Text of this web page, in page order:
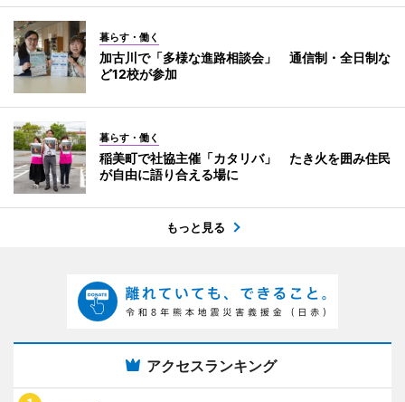
暮らす・働く
加古川で「多様な進路相談会」 通信制・全日制な
ど12校が参加
暮らす・働く
稲美町で社協主催「カタリバ」 たき火を囲み住民
が自由に語り合える場に
もっと見る
アクセスランキング